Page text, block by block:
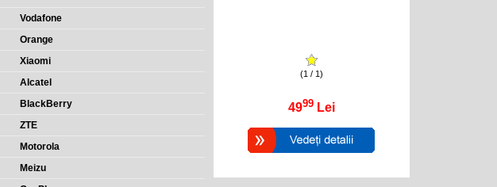
Vodafone
Orange
Xiaomi
Alcatel
BlackBerry
ZTE
Motorola
Meizu
(1 / 1)
4999 Lei